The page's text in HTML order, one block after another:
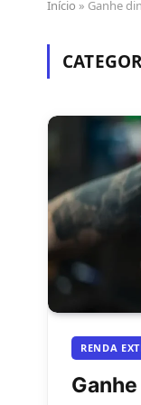
Início » Ganhe
RENDA